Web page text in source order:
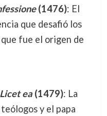
(1476): El
que desafió los
fue el origen de
Licet ea(1479): La
y el papa